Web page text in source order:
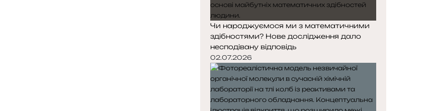
Чи народжуємося ми з математичними
здібностями? Нове дослідження дало
несподівану відповідь
02.07.2026